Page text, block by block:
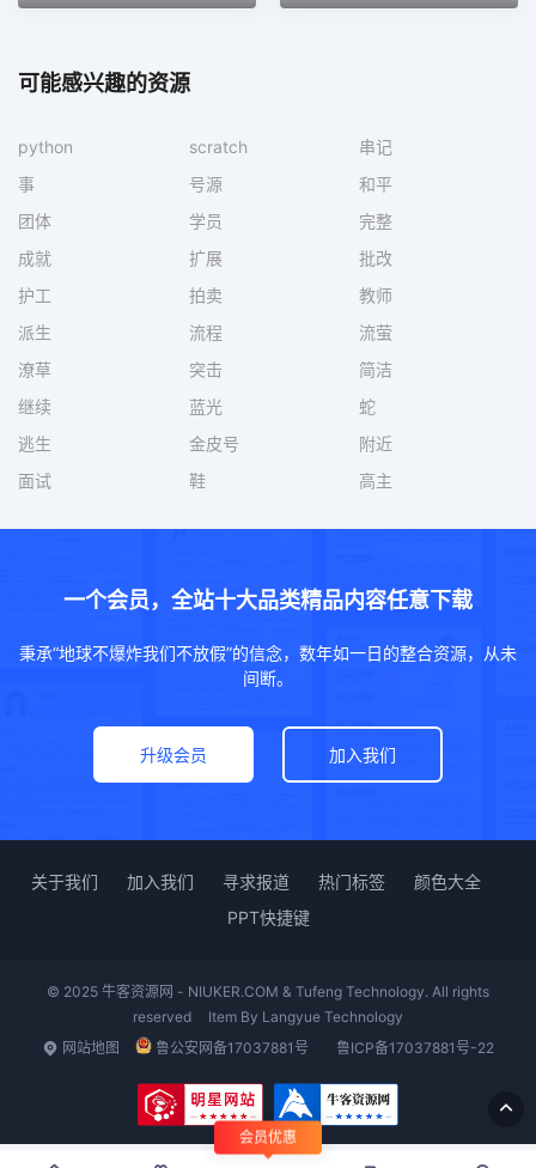
可能感兴趣的资源
python scratch
串记
事
号源
和平
团体
学员
完整
成就
扩展
批改
护工
拍卖
教师
派生
流程
流萤
潦草
突击
简洁
继续
蓝光
蛇
逃生
金皮号
附近
面试
鞋 高主
一个会员，全站十大品类精品内容任意下载
秉承“地球不爆炸我们不放假”的信念，数年如一日的整合资源，从未
间断。
升级会员 加入我们
关于我们 加入我们 寻求报道 热门标签
颜色大全
PPT快捷键
© 2025 牛客资源网 - NIUKER.COM & Tufeng Technology. All rights
reserved
Item By Langyue Technology
网站地图
鲁公安网备17037881号 鲁ICP备17037881号-22
会员优惠